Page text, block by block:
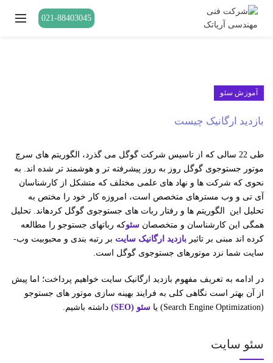
021-88403045
آموزش سئو
بازدید ارگانیک چیست
طی 22 سالی که از تاسیس شرکت گوگل می ­گذرد، الگوریتم­ های سرچ
موتور جستوجوی گوگل روز به­ روز پیشرفته ­تر و هوشمند تر شده­ اند. به
نحوی که شرکت ­ها و نهاد های علمی مختلف که متشکل از کارشناسان
آی تی و وب­ مسترهای متخصص است، امروزه کار خود را مختص به
تحلیل این الگوریتم ­ها و رفتار ربات ­های جستوجوی گوگل کرده­اند. تحلیل
همگی این کارشناسان و متخصصان سئوکه ربات­های جستوجو را مطالعه
کرده­ اند مبنی بر تاثیر بازدید ارگانیک سایت بر رتبه بندی و محبوبیت وب­
سایت شما نزد موتورهای جستوجوی گوگل است.
در ادامه به تعریف مفهوم بازدید ارگانیک سایت خواهیم پرداخت؛ اما پیش
از آن بهتر است نگاهی کلی به فرایند بهینه سازی موتور های جستوجو
(Search Engine Optimization) یا
سئو (SEO) داشته باشیم.
سئو سایت